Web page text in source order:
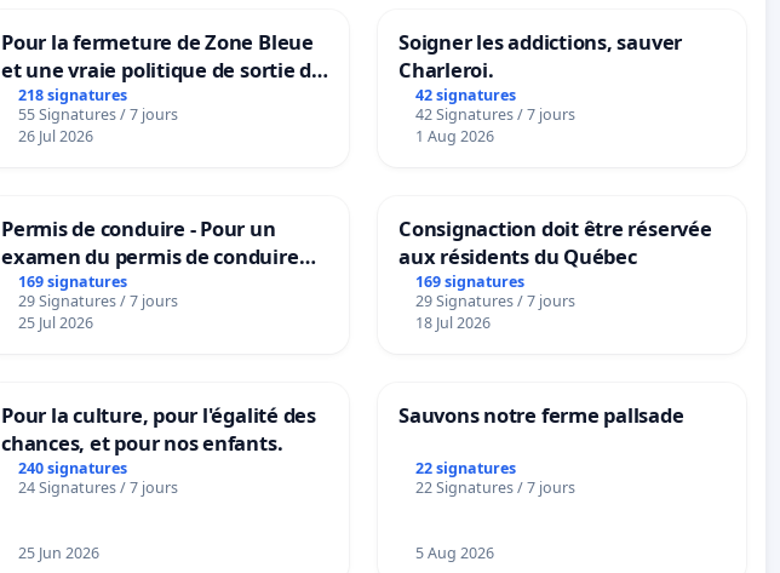
Pour la fermeture de Zone Bleue
et une vraie politique de sortie de
la dépendance
218 signatures
55 Signatures / 7 jours
26 Jul 2026
Soigner les addictions, sauver
Charleroi.
42 signatures
42 Signatures / 7 jours
1 Aug 2026
Permis de conduire - Pour un
examen du permis de conduire
accessible dans plusieurs langues
à Bruxelles
169 signatures
29 Signatures / 7 jours
25 Jul 2026
Consignaction doit être réservée
aux résidents du Québec
169 signatures
29 Signatures / 7 jours
18 Jul 2026
Pour la culture, pour l'égalité des
chances, et pour nos enfants.
240 signatures
24 Signatures / 7 jours
25 Jun 2026
Sauvons notre ferme pallsade
22 signatures
22 Signatures / 7 jours
5 Aug 2026